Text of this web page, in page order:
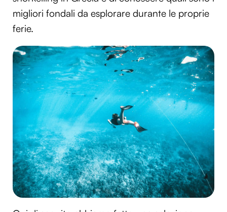
migliori fondali da esplorare durante le proprie
ferie.